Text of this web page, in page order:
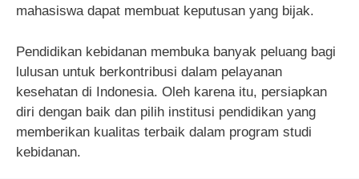
mahasiswa dapat membuat keputusan yang bijak.
Pendidikan kebidanan membuka banyak peluang bagi
lulusan untuk berkontribusi dalam pelayanan
kesehatan di Indonesia. Oleh karena itu, persiapkan
diri dengan baik dan pilih institusi pendidikan yang
memberikan kualitas terbaik dalam program studi
kebidanan.